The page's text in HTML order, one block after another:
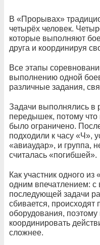
В «Прорывах»
четырёх человек.
которые выполняют
друга и координируя
Все этапы
выполнению одной
различные задания,
Задачи выполнялись в
передышек, потому что
было ограничено.
подходили к часу «Ч»,
«авиаудар», и группа,
считалась «погибшей».
Как участник одного
одним впечатлением:
последующей задачи
сбивается, происходят
оборудования,
координировать
сложнее.